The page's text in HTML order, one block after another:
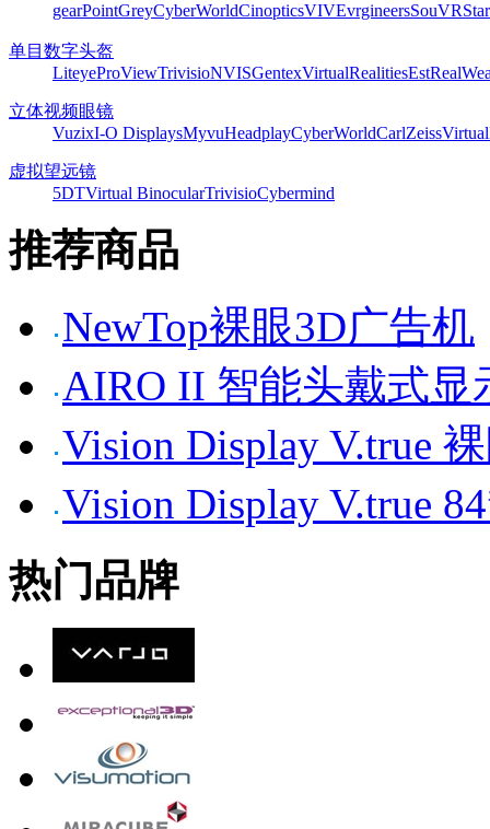
gearPointGreyCyberWorldCinopticsVIVEvrgineersSouVR
单目数字头盔
LiteyeProViewTrivisioNVISGentexVirtualRealitiesEst
立体视频眼镜
VuzixI-O DisplaysMyvuHeadplayCyberWorldCarlZeiss
虚拟望远镜
5DTVirtual BinocularTrivisioCybermind
推荐商品
NewTop裸眼3D广告机
AIRO II 智能头戴式显
Vision Display V.true
Vision Display V.true
热门品牌